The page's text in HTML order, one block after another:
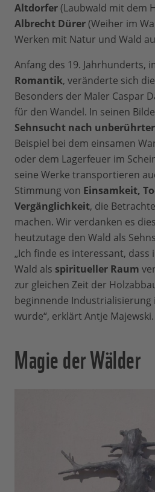
Altdorfer(Laubwald mit dem
Albrecht Dürer(Weiher im
Werken mit Natur und Wald
Anfang des 19. Jahrhunderts,
Romantik, veränderte sich
Besonders der Maler Caspar
für den Wandel. In seinen
Sehnsucht nach
Beispiel bei dem einsamen
oder dem Lagerfeuer im
seine Werke transportieren
Stimmung von Einsamkeit,
Vergänglichkeit, die
machen. Wir verdanken es
heutzutage den Wald als
„Ich finde es interessant,
Wald als spiritueller Raum
zur gleichen Zeit der
beginnende
wurde“, erklärt Antje Majewski.
Magie der Wälder